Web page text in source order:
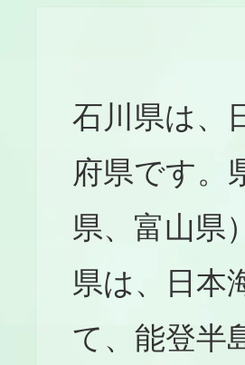
石川県は、
府県です。
県、富山県
県は、日本
て、能登半